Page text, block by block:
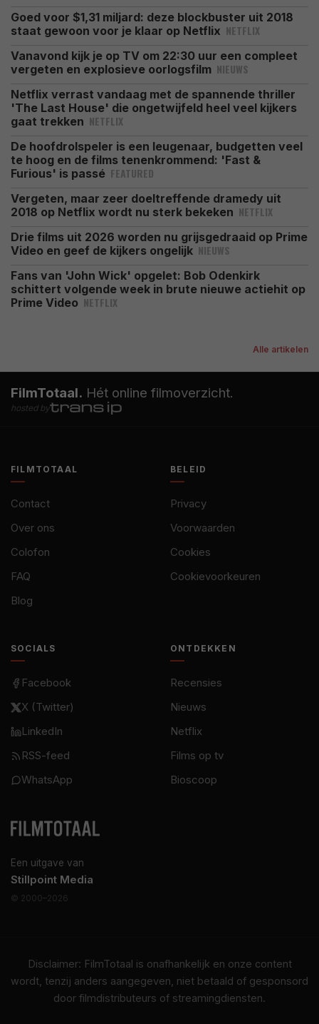
Goed voor $1,31 miljard: deze blockbuster uit 2018
staat gewoon voor je klaar op Netflix NETFLIX
Vanavond kijk je op TV om 22:30 uur een compleet
vergeten en explosieve oorlogsfilm NIEUWS
Netflix verrast vandaag met de spannende thriller
'The Last House' die ongetwijfeld heel veel kijkers
gaat trekken NETFLIX
De hoofdrolspeler is een leugenaar, budgetten veel
te hoog en de films tenenkrommend: 'Fast &
Furious' is passé FEATURED
Vergeten, maar zeer doeltreffende dramedy uit
2018 op Netflix wordt nu sterk bekeken NETFLIX
Drie films uit 2026 worden nu grijsgedraaid op Prime
Video en geef de kijkers ongelijk NIEUWS
Fans van 'John Wick' opgelet: Bob Odenkirk
schittert volgende week in brute nieuwe actiehit op
Prime Video NETFLIX
Alle artikelen
FilmTotaal. Hét online filmoverzicht.
hosted by
Een uitgave van
Stillpoint Media
© 2000–2026
FILMTOTAAL
Contact
Over ons
Colofon
FAQ
Blog
BELEID
Privacy
Voorwaarden
Cookies
Cookievoorkeuren
SOCIALS
Facebook
X (Twitter)
LinkedIn
RSS-feed
WhatsApp
ONTDEKKEN
Recensies
Nieuws
Netflix
Films op tv
Bioscoop
Disclaimer: FilmTotaal is onafhankelijk en onze content
wordt, tenzij anders aangegeven, niet betaald of gesponsord
door filmdistributeurs of streamingdiensten.